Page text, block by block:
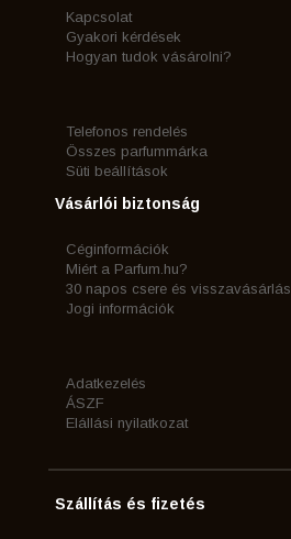
Kapcsolat
Gyakori kérdések
Hogyan tudok vásárolni?
Telefonos rendelés
Összes parfummárka
Süti beállítások
Vásárlói biztonság
Céginformációk
Miért a Parfum.hu?
30 napos csere és visszavásárlás
Jogi információk
Adatkezelés
ÁSZF
Elállási nyilatkozat
Szállítás és fizetés